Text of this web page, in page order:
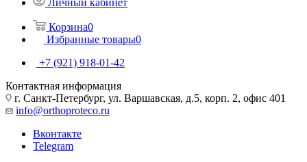
Личный кабинет
Корзина0
Избранные товары0
+7 (921) 918-01-42
Контактная информация
г. Санкт-Петербург, ул. Варшавская, д.5, корп. 2, офис 401
info@orthoproteco.ru
Вконтакте
Telegram